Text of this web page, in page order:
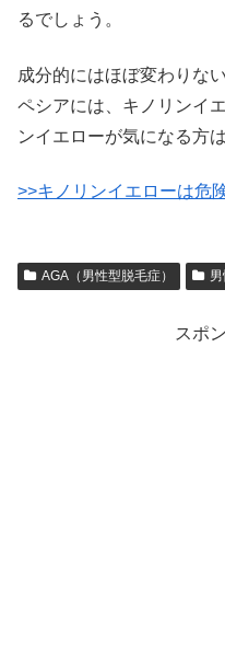
るでしょう。
成分的にはほぼ変わりな
ペシアには、キノリンイ
ンイエローが気になる方
>>キノリンイエローは危
AGA（男性型脱毛症）
スポ